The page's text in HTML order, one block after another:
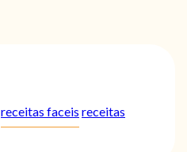
receitas faceis receitas